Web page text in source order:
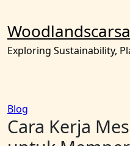
content
Exploring Sustainability,
Blog
Cara Kerja